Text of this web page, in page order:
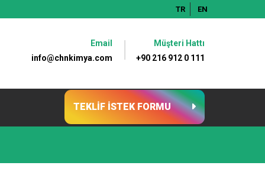
TR EN
Müşteri Hattı
+90 216 912 0 111
Email
info@chnkimya.com
TEKLİF İSTEK FORMU